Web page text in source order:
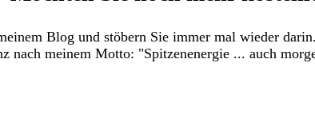
Blog und stöbern Sie immer mal wieder
nach meinem Motto: "Spitzenenergie ... auch